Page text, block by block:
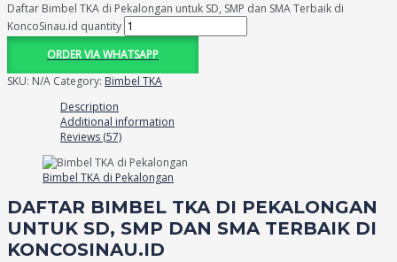
Daftar Bimbel TKA di Pekalongan untuk SD, SMP dan SMA Terbaik di
KoncoSinau.id quantity
ORDER VIA WHATSAPP
SKU: N/A Category: Bimbel TKA
Description
Additional information
Reviews (57)
Bimbel TKA di Pekalongan
DAFTAR BIMBEL TKA DI PEKALONGAN
UNTUK SD, SMP DAN SMA TERBAIK DI
KONCOSINAU.ID